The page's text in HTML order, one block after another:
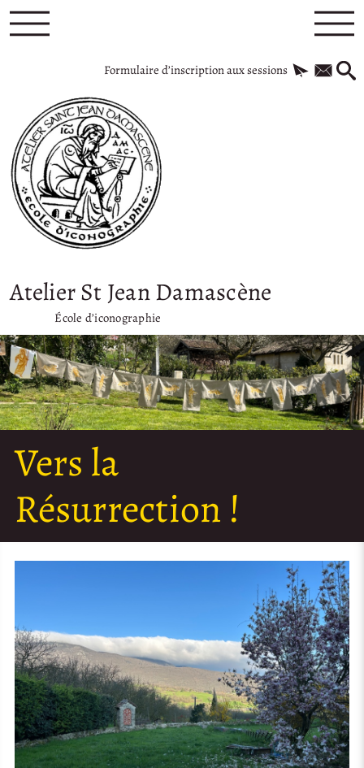
Formulaire d’inscription aux sessions
Atelier St Jean Damascène
École d’iconographie
Vers la
Résurrection !